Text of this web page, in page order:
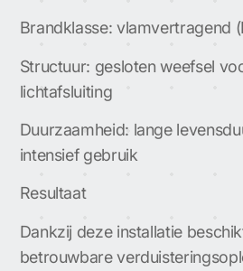
Brandklasse: vlamvertragend
Structuur: gesloten weefsel
lichtafsluiting
Duurzaamheid: lange
intensief gebruik
Resultaat
Dankzij deze installatie
betrouwbare